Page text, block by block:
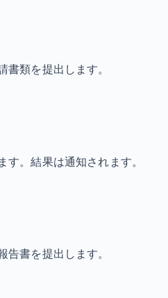
書類を提出します。
す。結果は通知されます。
告書を提出します。